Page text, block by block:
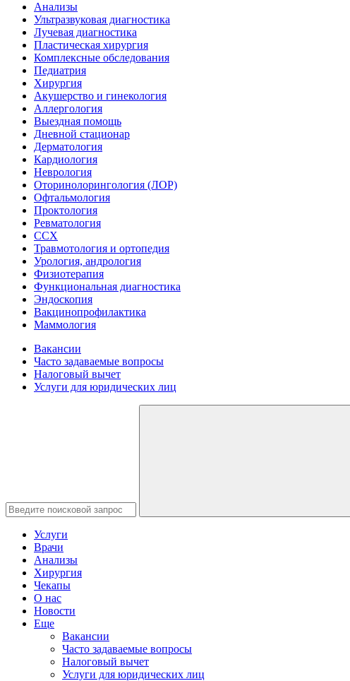
Анализы
Ультразвуковая диагностика
Лучевая диагностика
Пластическая хирургия
Комплексные обследования
Педиатрия
Хирургия
Акушерство и гинекология
Аллергология
Выездная помощь
Дневной стационар
Дерматология
Кардиология
Неврология
Оторинолорингология (ЛОР)
Офтальмология
Проктология
Ревматология
ССХ
Травмотология и ортопедия
Урология, андрология
Физиотерапия
Функциональная диагностика
Эндоскопия
Вакцинопрофилактика
Маммология
Вакансии
Часто задаваемые вопросы
Налоговый вычет
Услуги для юридических лиц
Услуги
Врачи
Анализы
Хирургия
Чекапы
О нас
Новости
Еще
Вакансии
Часто задаваемые вопросы
Налоговый вычет
Услуги для юридических лиц